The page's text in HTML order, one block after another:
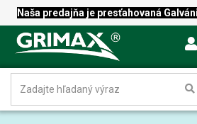
Naša predajňa je presťahovaná